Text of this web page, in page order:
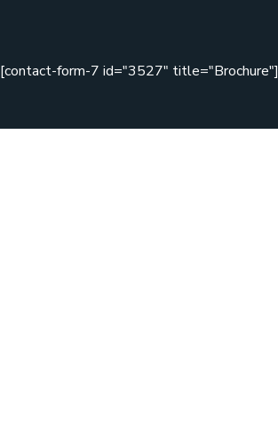
[contact-form-7 id="3527" title="Brochure"]